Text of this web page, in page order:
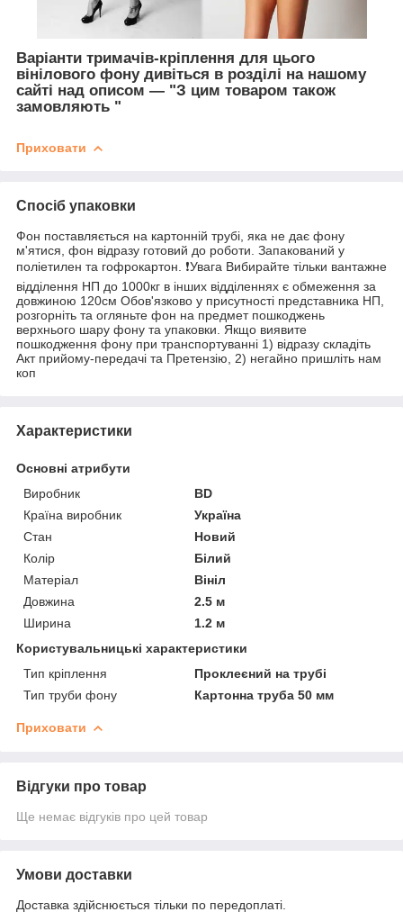
Варіанти тримачів-кріплення для цього
вінілового фону дивіться в розділі на нашому
сайті над описом — "З цим товаром також
замовляють "
Приховати
Спосіб упаковки
Фон поставляється на картонній трубі, яка не дає фону
м'ятися, фон відразу готовий до роботи. Запакований у
поліетилен та гофрокартон. ❗️Увага Вибирайте тільки вантажне
відділення НП до 1000кг в інших відділеннях є обмеження за
довжиною 120см Обов'язково у присутності представника НП,
розгорніть та огляньте фон на предмет пошкоджень
верхнього шару фону та упаковки. Якщо виявите
пошкодження фону при транспортуванні 1) відразу складіть
Акт прийому-передачі та Претензію, 2) негайно пришліть нам
коп
Характеристики
Основні атрибути
Виробник
BD
Країна виробник
Україна
Стан
Новий
Колір
Білий
Матеріал
Вініл
Довжина
2.5 м
Ширина
1.2 м
Користувальницькі характеристики
Тип кріплення
Проклеєний на трубі
Тип труби фону
Картонна труба 50 мм
Приховати
Відгуки про товар
Ще немає відгуків про цей товар
Умови доставки
Доставка здійснюється тільки по передоплаті.